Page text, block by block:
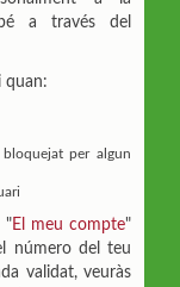
a través del
quan:
per algun
"El meu compte"
número del teu
validat, veuràs